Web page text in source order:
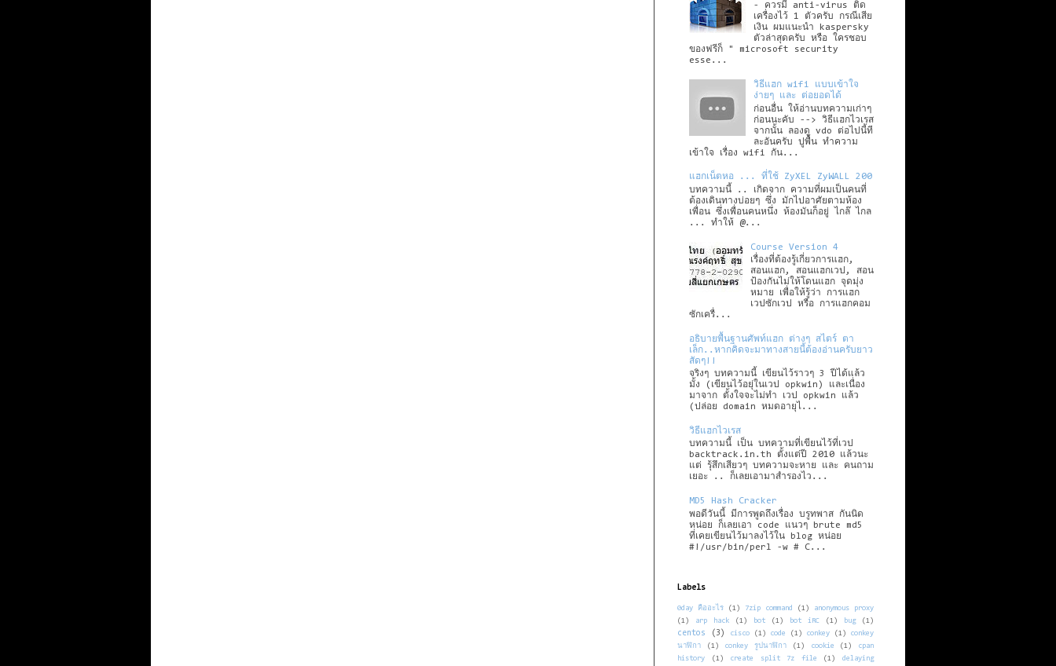
- ควรมี anti-virus ติด
เครื่องไว้ 1 ตัวครับ กรณีเสีย
เงิน ผมแนะนำ kaspersky
ตัวล่าสุดครับ หรือ ใครชอบ
ของฟรีก็ " microsoft security
esse...
วิธีแฮก wifi แบบเข้าใจ
ง่ายๆ และ ต่อยอดได้
ก่อนอื่น ให้อ่านบทความเก่าๆ
ก่อนนะคับ --> วิธีแฮกไวเรส
จากนั้น ลองดู vdo ต่อไปนี้ที
ละอันครับ ปูพื้น ทำความ
เข้าใจ เรื่อง wifi กัน...
แฮกเน็ตหอ ... ที่ใช้ ZyXEL ZyWALL 200
บทความนี้ .. เกิดจาก ความที่ผมเป็นคนที่
ต้องเดินทางบ่อยๆ ซึ่ง มักไปอาศัยตามห้อง
เพื่อน ซึ่งเพื่อนคนหนึ่ง ห้องมันก็อยู่ ไกล๊ ไกล
... ทำให้ @...
Course Version 4
เรื่องที่ต้องรู้เกี่ยวการแฮก,
สอนแฮก, สอนแฮกเวป, สอน
ป้องกันไม่ให้โดนแฮก จุดมุ่ง
หมาย เพื่อให้รู้ว่า การแฮก
เวปซักเวป หรือ การแฮกคอม
ซักเครื่...
อธิบายพื้นฐานศัพท์แฮก ต่างๆ สไตร์ ตา
เล็ก..หากคิดจะมาทางสายนี้ต้องอ่านครับยาว
สัดๆ!!
จริงๆ บทความนี้ เขียนไว้ราวๆ 3 ปีได้แล้ว
มั้ง (เขียนไว้อยุ่ในเวป opkwin) และเนื่อง
มาจาก ตั้งใจจะไม่ทำ เวป opkwin แล้ว
(ปล่อย domain หมดอายุไ...
วิธีแฮกไวเรส
บทความนี้ เป็น บทความที่เขียนไว้ที่เวป
backtrack.in.th ตั้งแต่ปี 2010 แล้วนะ
แต่ รุ้สึกเสียวๆ บทความจะหาย และ คนถาม
เยอะ .. ก็เลยเอามาสำรองไว...
MD5 Hash Cracker
พอดีวันนี้ มีการพูดถึงเรื่อง บรูทพาส กันนิด
หน่อย ก็เลยเอา code แนวๆ brute md5
ที่เคยเขียนไว้มาลงไว้ใน blog หน่อย
#!/usr/bin/perl -w # C...
Labels
0day คืออะไร (1) 7zip command (1)
anonymous proxy
(1)
arp hack (1) bot (1) bot iRC (1) bug (1)
centos (3) cisco (1) code (1) conkey (1)
conkey
นาฬิกา
(1) conkey รูปนาฬิกา (1) cookie (1)
cpan
history
(1) create split 7z file (1)
delaying